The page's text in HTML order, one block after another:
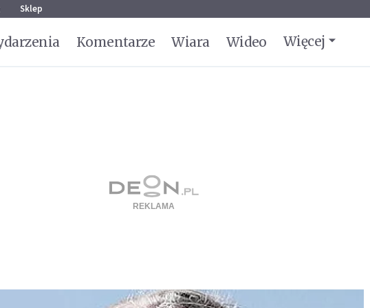
Sklep
Komentarze Wiara Wideo Więcej